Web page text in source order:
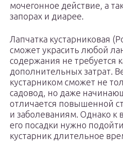
мочегонное действие, а
запорах и диарее.
Лапчатка кустарниковая
сможет украсить любой
содержания не требуется
дополнительных затрат.
кустарником сможет не
садовод, но даже
отличается повышенной
и заболеваниям. Однако к
его посадки нужно
кустарник длительное